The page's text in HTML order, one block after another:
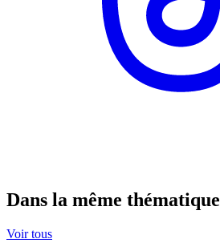
Dans la même thématique
Voir tous